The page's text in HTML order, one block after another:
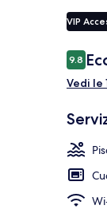
VIP
9.89.8 su
Vedi le